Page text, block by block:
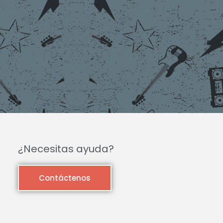
¿Necesitas ayuda?
Contáctenos